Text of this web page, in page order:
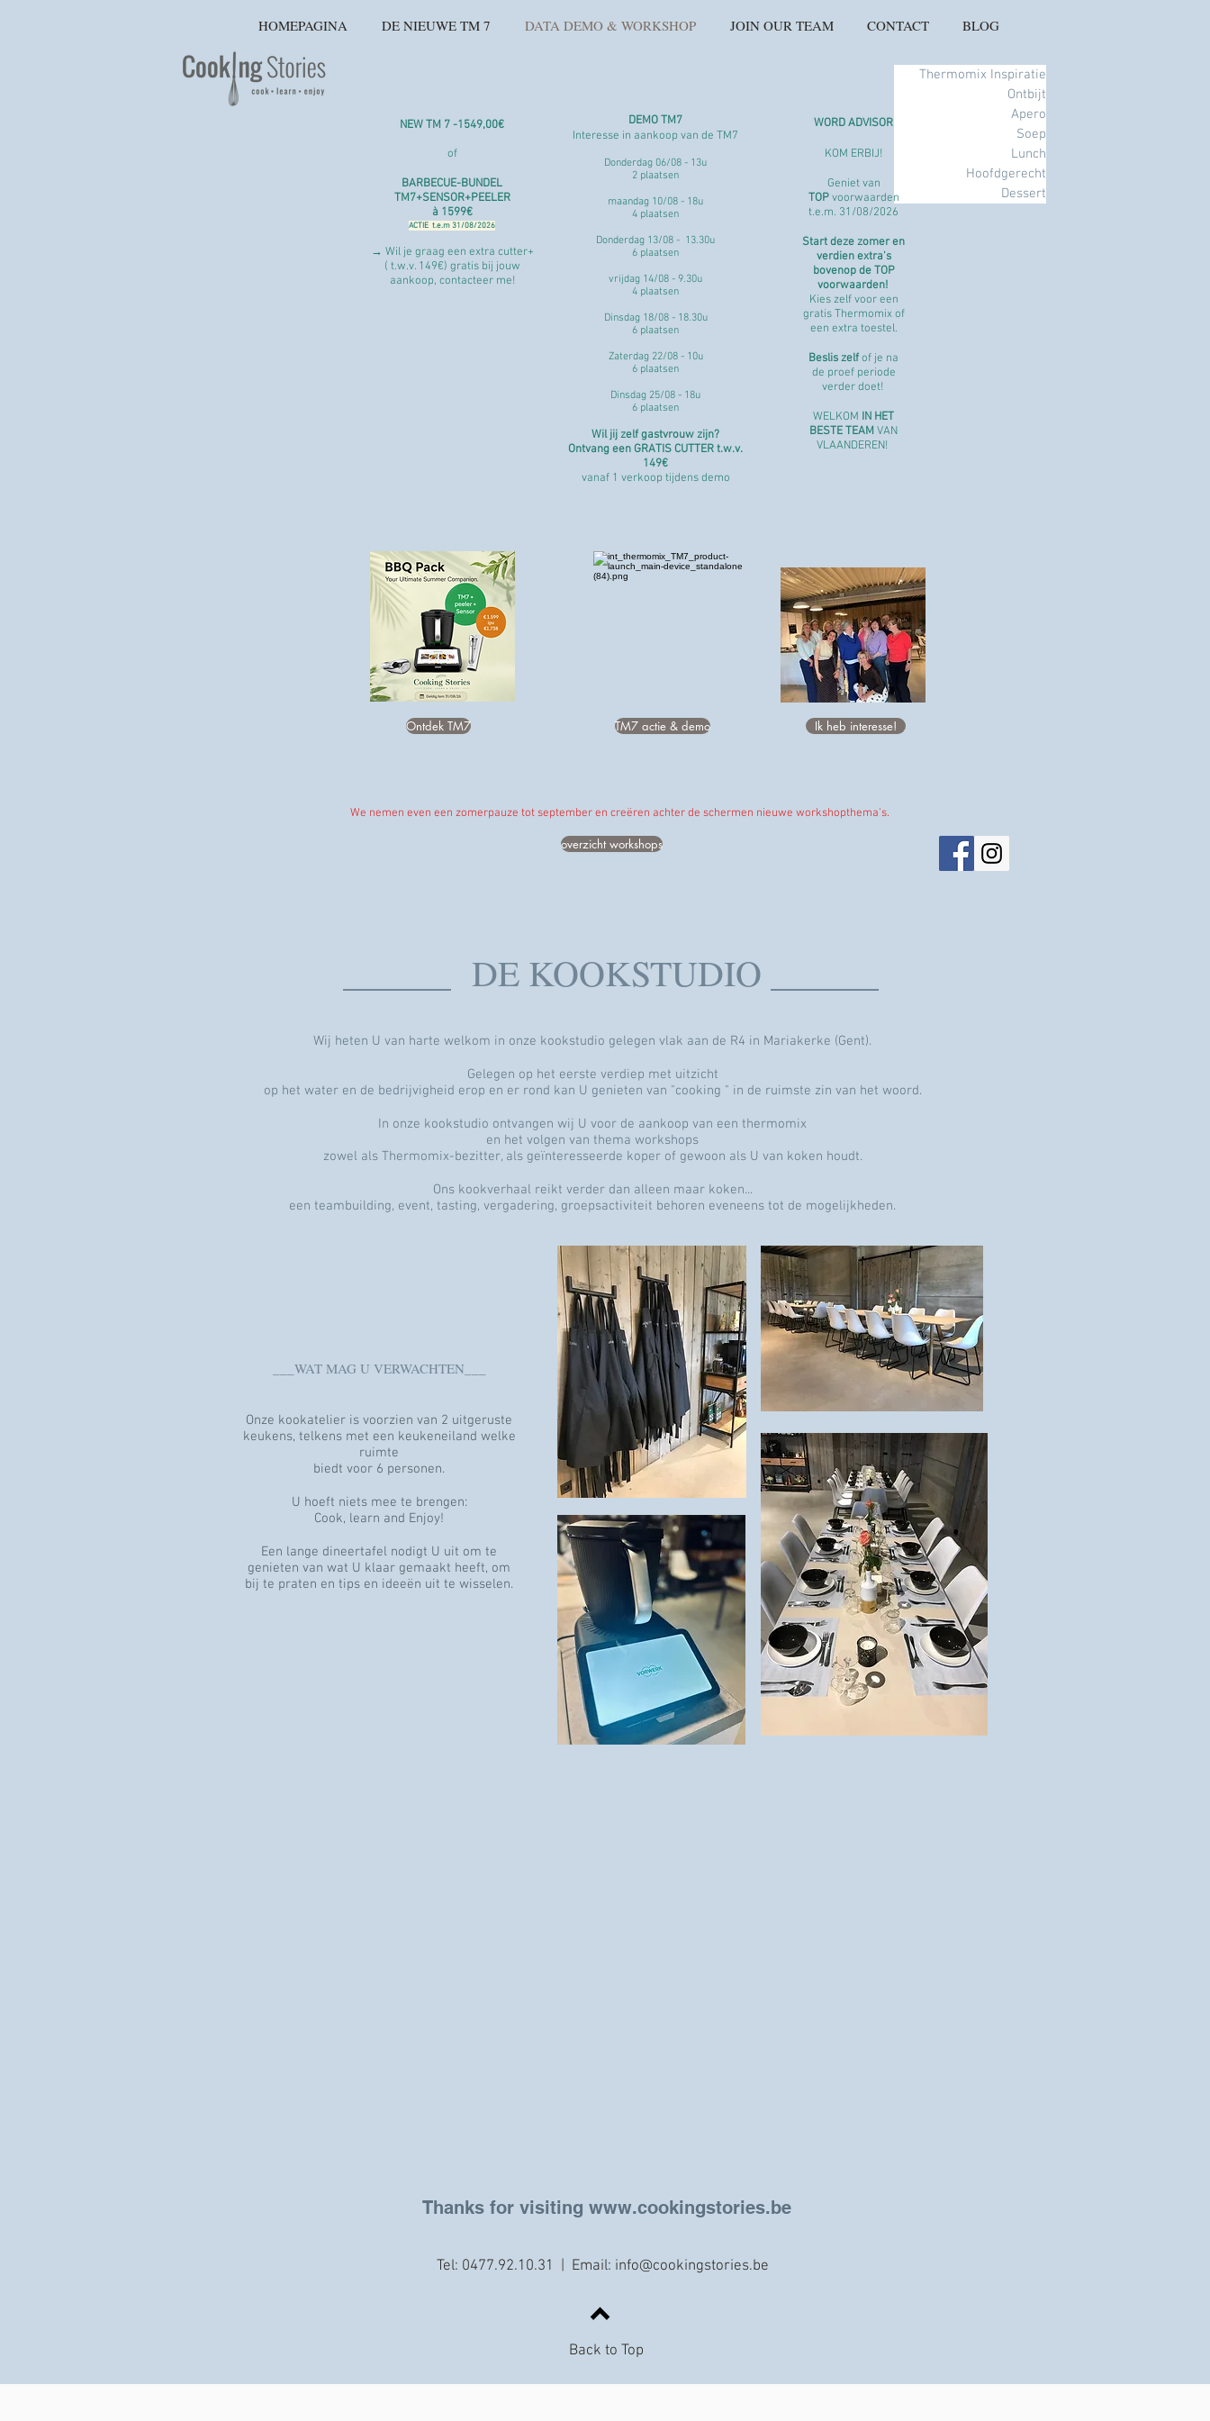
HOMEPAGINA DE NIEUWE TM 7 DATA DEMO & WORKSHOP JOIN OUR TEAM CONTACT BLOG
NEW TM 7 -1549,00€
of
BARBECUE-BUNDEL
TM7+SENSOR+PEELER
à 1599€
ACTIE t.e.m 31/08/2026
→ Wil je graag een extra cutter+
( t.w.v. 149€) gratis bij jouw
aankoop, contacteer me!
DEMO TM7​​
Interesse in aankoop van de TM7
Donderdag 06/08 - 13u
2 plaatsen
maandag 10/08 - 18u
4 plaatsen
Donderdag 13/08 - 13.30u
6 plaatsen
vrijdag 14/08 - 9.30u
4 plaatsen
Dinsdag 18/08 - 18.30u
6 plaatsen
Zaterdag 22/08 - 10u
6 plaatsen
Dinsdag 25/08 - 18u
6 plaatsen
Wil jij zelf gastvrouw zijn?
Ontvang een GRATIS CUTTER t.w.v.
149€
vanaf 1 verkoop tijdens demo
Thermomix Inspiratie
Ontbijt
Apero
Soep
Lunch
Hoofdgerecht
Dessert
WORD ADVISOR
KOM ERBIJ!​​
Geniet van
TOPvoorwaarden
t.e.m. 31/08/2026​
Start deze zomer en
verdien extra's
bovenop de TOP
voorwaarden!
Kies zelf voor een
gratis Thermomix of
een extra toestel.
Beslis zelfof je na
de proef periode
verder doet!
WELKOM IN HET
BESTE TEAM VAN
VLAANDEREN!
Ontdek TM7 TM7 actie & demo Ik heb interesse!
We nemen even een zomerpauze tot september en creëren achter de schermen nieuwe workshopthema's.
overzicht workshops
______ DE KOOKSTUDIO ______
Wij heten U van harte welkom in onze kookstudio gelegen vlak aan de R4 in Mariakerke (Gent).
Gelegen op het eerste verdiep met uitzicht
op het water en de bedrijvigheid erop en er rond kan U genieten van "cooking " in de ruimste zin van het woord.
In onze kookstudio ontvangen wij U voor de aankoop van een thermomix
en het volgen van thema workshops
zowel als Thermomix-bezitter, als geïnteresseerde koper of gewoon als U van koken houdt.
Ons kookverhaal reikt verder dan alleen maar koken...
een teambuilding, event, tasting, vergadering, groepsactiviteit behoren eveneens tot de mogelijkheden.
___WAT MAG U VERWACHTEN___
Onze kookatelier is voorzien van 2 uitgeruste
keukens, telkens met een keukeneiland welke
ruimte
biedt voor 6 personen.
U hoeft niets mee te brengen:
Cook, learn and Enjoy!
Een lange dineertafel nodigt U uit om te
genieten van wat U klaar gemaakt heeft, om
bij te praten en tips en ideeën uit te wisselen.
Thanks for visiting www.cookingstories.be
Tel: 0477.92.10.31 | Email: info@cookingstories.be
Back to Top